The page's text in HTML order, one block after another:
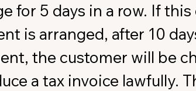
for 5 days in a row. If
is arranged, after 10
the customer will be
a tax invoice lawfully.